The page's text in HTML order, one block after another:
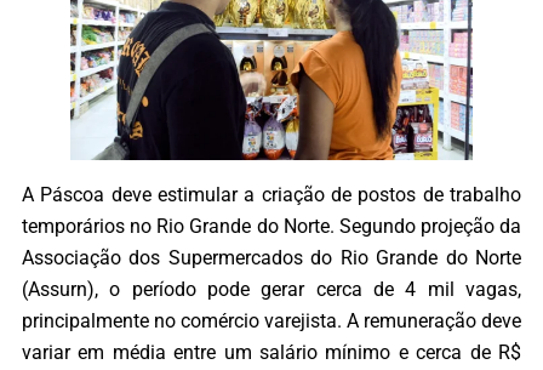
A Páscoa deve estimular a criação de postos de trabalho
temporários no Rio Grande do Norte. Segundo projeção da
Associação dos Supermercados do Rio Grande do Norte
(Assurn), o período pode gerar cerca de 4 mil vagas,
principalmente no comércio varejista. A remuneração deve
variar em média entre um salário mínimo e cerca de R$